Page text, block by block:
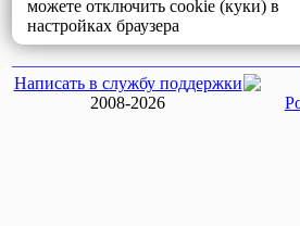
можете отключить cookie (куки) в
настройках браузера
Написать в службу поддержки
2008-2026